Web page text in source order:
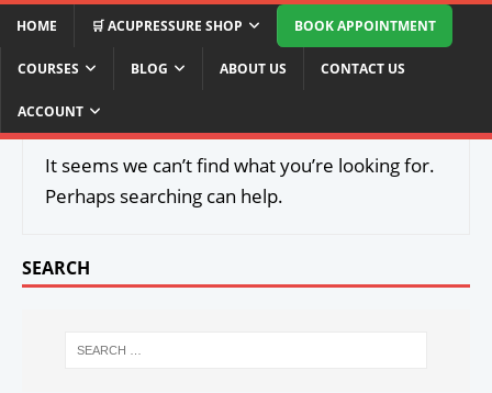
HOME 🛒 ACUPRESSURE SHOP BOOK APPOINTMENT
COURSES BLOG ABOUT US CONTACT US
ACCOUNT
Nothing found
It seems we can’t find what you’re looking for.
Perhaps searching can help.
SEARCH